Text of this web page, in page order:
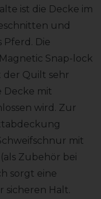
ist die Decke im
und
Die
Snap-lock
der Quilt sehr
Decke mit
wird. Zur
mit
Zubehör bei
sorgt eine
Halt.